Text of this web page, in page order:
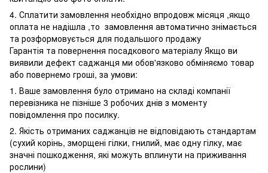
4. Сплатити замовлення необхідно впродовж місяця ,якщо
оплата не надішла ,то замовлення автоматично знімається
та розформовується для подальшого продажу
Гарантія та повернення посадкового матеріалу Якщо ви
виявили дефект саджанця ми обов'язково обміняємо товар
або повернемо гроші, за умови:
1. Ваше замовлення було отримано на складі компанії
перевізника не пізніше 3 робочих днів з моменту
повідомлення про посилку.
2. Якість отриманих саджанців не відповідають стандартам
(сухий корінь, зморщені гілки, гнилий, має одну гілку, має
значні пошкодження, які можуть вплинути на приживання
рослини)